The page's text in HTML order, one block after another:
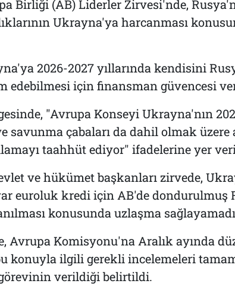
Birliği (AB) Liderler Zirvesi'nde,
Ukrayna'ya harcanması
2026-2027 yıllarında kendisini
edebilmesi için finansman güvencesi
"Avrupa Konseyi Ukrayna'nın
savunma çabaları da dahil olmak
taahhüt ediyor" ifadelerine yer
ve hükümet başkanları zirvede,
euroluk kredi için AB'de dondurulmuş
konusunda uzlaşma
Avrupa Komisyonu'na Aralık ayında
konuyla ilgili gerekli incelemeleri
verildiği belirtildi.